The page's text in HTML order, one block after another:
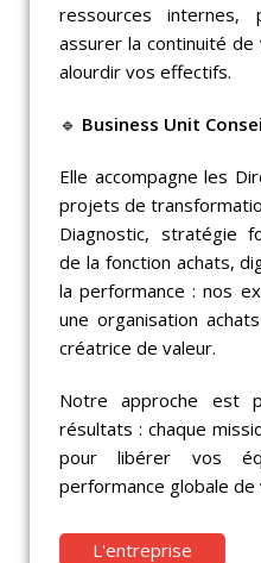
ressources
assurer la continuité
alourdir vos effectifs.
🔹 Business Unit
Elle accompagne les
projets de
Diagnostic, stratégie
de la fonction achats,
la performance : nos
une organisation
créatrice de valeur.
Notre approche est
résultats : chaque
pour libérer vos
performance globale de
L'entreprise